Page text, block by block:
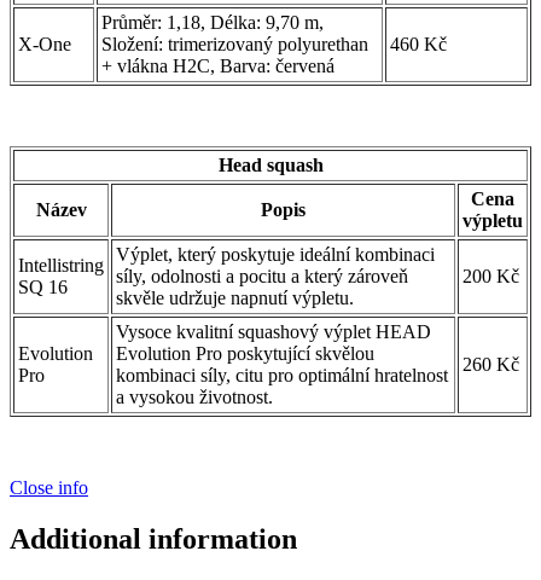
X-One
Průměr: 1,18, Délka: 9,70 m,
Složení: trimerizovaný polyurethan
+ vlákna H2C, Barva: červená
460 Kč
Head squash
Název Popis
Cena
výpletu
Intellistring
SQ 16
Výplet, který poskytuje ideální kombinaci
síly, odolnosti a pocitu a který zároveň
skvěle udržuje napnutí výpletu.
200 Kč
Evolution
Pro
Vysoce kvalitní squashový výplet HEAD
Evolution Pro poskytující skvělou
kombinaci síly, citu pro optimální hratelnost
a vysokou životnost.
260 Kč
Close info
Additional information